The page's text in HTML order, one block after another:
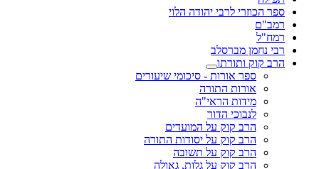
ספר הכוזרי לרבי יהודה הלוי
רמב"ם
רמח"ל
רבי נחמן מברסלב
הרב קוק ותורתו
ספר אורות - סיכומי שיעורים
אורות התורה
מידות הראי"ה
לנבוכי הדור
הרב קוק על המועדים
הרב קוק על יסודות התורה
הרב קוק על תשובה
הרב קוק על גלות, גאולה